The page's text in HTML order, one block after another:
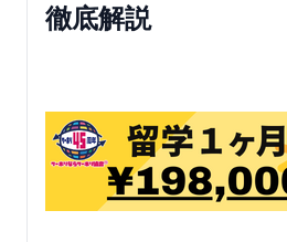
徹底解説